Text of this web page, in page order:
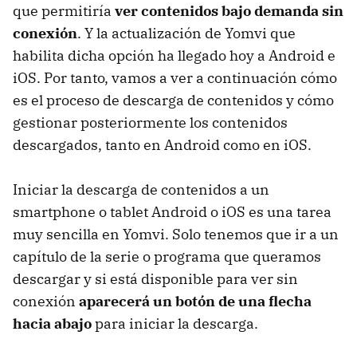
que permitiría ver contenidos bajo demanda sin
conexión. Y la actualización de Yomvi que
habilita dicha opción ha llegado hoy a Android e
iOS. Por tanto, vamos a ver a continuación cómo
es el proceso de descarga de contenidos y cómo
gestionar posteriormente los contenidos
descargados, tanto en Android como en iOS.
Iniciar la descarga de contenidos a un
smartphone o tablet Android o iOS es una tarea
muy sencilla en Yomvi. Solo tenemos que ir a un
capítulo de la serie o programa que queramos
descargar y si está disponible para ver sin
conexión aparecerá un botón de una flecha
hacia abajopara iniciar la descarga.